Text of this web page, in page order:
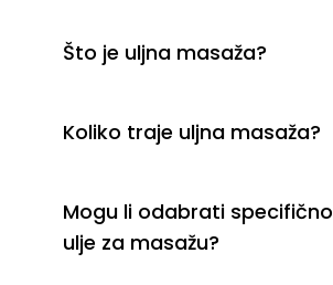
Što je uljna masaža?
Koliko traje uljna masaža?
Mogu li odabrati specifično
ulje za masažu?